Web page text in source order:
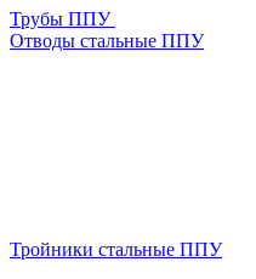
Трубы ППУ
Отводы стальные ППУ
Тройники стальные ППУ